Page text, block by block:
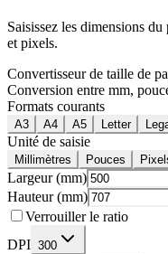
Saisissez les dimensions
et pixels.
Convertisseur de taille de
Conversion entre mm,
Formats courants
A3 A4 A5 Letter
Unité de saisie
Millimètres Pouces
Largeur (mm)
Hauteur (mm)
Verrouiller le ratio
DPI 300